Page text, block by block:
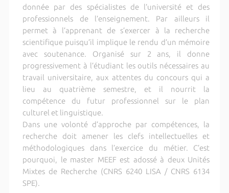
donnée par des spécialistes de l’université et des
professionnels de l’enseignement. Par ailleurs il
permet à l’apprenant de s’exercer à la recherche
scientifique puisqu’il implique le rendu d’un mémoire
avec soutenance. Organisé sur 2 ans, il donne
progressivement à l’étudiant les outils nécessaires au
travail universitaire, aux attentes du concours qui a
lieu au quatrième semestre, et il nourrit la
compétence du futur professionnel sur le plan
culturel et linguistique.
Dans une volonté d’approche par compétences, la
recherche doit amener les clefs intellectuelles et
méthodologiques dans l’exercice du métier. C’est
pourquoi, le master MEEF est adossé à deux Unités
Mixtes de Recherche (CNRS 6240 LISA / CNRS 6134
SPE).